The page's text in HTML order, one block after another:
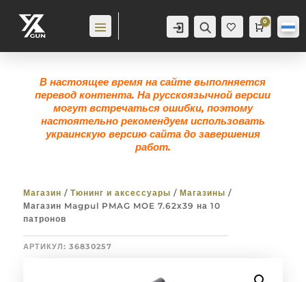
Аккаунт Поиск
Же
лан
Корзина
0
0,0грн
В настоящее время на сайте выполняется
перевод контента. На русскоязычной версии
могут встречаться ошибки, поэтому
настоятельно рекомендуем использовать
украинскую версию сайта до завершения
работ.
Магазин / Тюнинг и аксессуары / Магазины /
Магазин Magpul PMAG MOE 7.62х39 на 10
патронов
АРТИКУЛ: 36830257